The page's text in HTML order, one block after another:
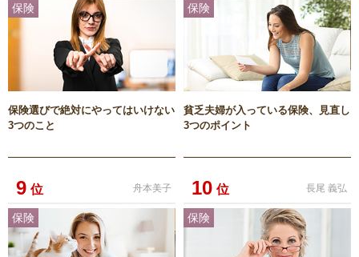
保険
保険選びで絶対にやってはいけない
3つのこと
保険
貧乏夫婦が入っている保険、見直し
3つのポイント
9 位
保険
舟本美子 10 位
保険
長尾 義弘